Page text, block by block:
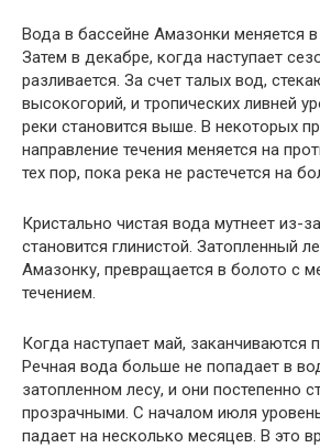
Вода в бассейне Амазонки меняется в
Затем в декабре, когда наступает
разливается. За счет талых вод,
высокогорий, и тропических ливней
реки становится выше. В некоторых
направление течения меняется на
тех пор, пока река не растечется на
Кристально чистая вода мутнеет из-
становится глинистой. Затопленный
Амазонку, превращается в болото с
течением.
Когда наступает май,
Речная вода больше не попадает в
затопленном лесу, и они постепенно
прозрачными. С началом июля
падает на несколько месяцев. В это